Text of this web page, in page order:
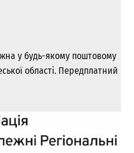
у будь-якому поштовому
області. Передплатний